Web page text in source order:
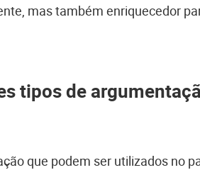
mas também enriquecedor
tipos de
que podem ser utilizados no